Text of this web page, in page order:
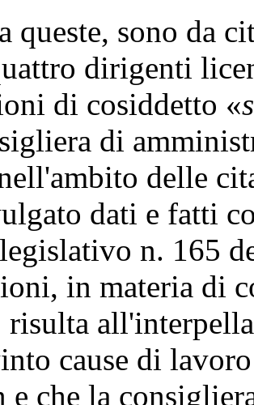
sono da
dirigenti
di cosiddetto «
di
delle
dati e fatti
n. 165
in materia di
risulta
cause di
e che la